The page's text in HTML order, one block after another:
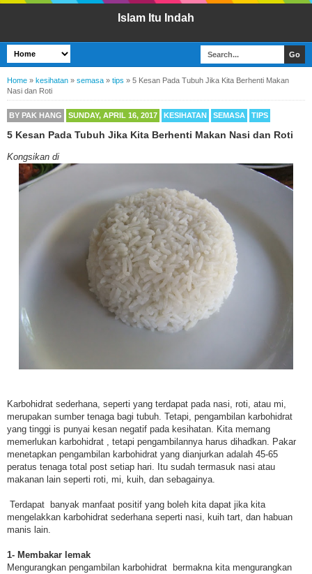
Islam Itu Indah
Home » kesihatan » semasa » tips » 5 Kesan Pada Tubuh Jika Kita Berhenti Makan
Nasi dan Roti
BY PAK HANG SUNDAY, APRIL 16, 2017 KESIHATAN SEMASA TIPS
5 Kesan Pada Tubuh Jika Kita Berhenti Makan Nasi dan Roti
Kongsikan di
Karbohidrat sederhana, seperti yang terdapat pada nasi, roti, atau mi,
merupakan sumber tenaga bagi tubuh. Tetapi, pengambilan karbohidrat
yang tinggi is punyai kesan negatif pada kesihatan. Kita memang
memerlukan karbohidrat , tetapi pengambilannya harus dihadkan. Pakar
menetapkan pengambilan karbohidrat yang dianjurkan adalah 45-65
peratus tenaga total post setiap hari. Itu sudah termasuk nasi atau
makanan lain seperti roti, mi, kuih, dan sebagainya.
Terdapat banyak manfaat positif yang boleh kita dapat jika kita
mengelakkan karbohidrat sederhana seperti nasi, kuih tart, dan habuan
manis lain.
1- Membakar lemak
Mengurangkan pengambilan karbohidrat bermakna kita mengurangkan